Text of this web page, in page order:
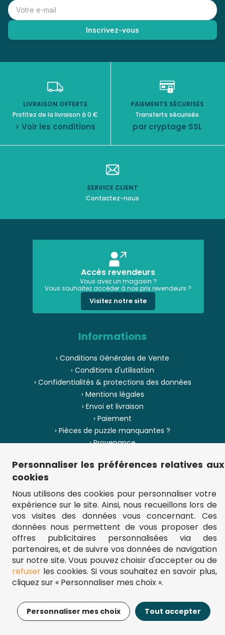
17,95€ Ajouter au panier
LIVRAISON OFFERTE
Profitez de la livraison à 0 €
> Voir les conditions
PAIEMENTS SÉCURISÉS
Transferts sécurisés
par cryptage SSL
SERVICE CLIENT
Contactez-nous
Accès revendeurs
Vous avez un magasin ?
Vous souhaitez accéder à nos prix revendeurs ?
Visitez notre site
Informations
› Conditions Générales de Vente
› Conditions d'utilisation
› Confidentialités & protections des données
› Mentions légales
› Envoi et livraison
› Paiement
› Pièces de puzzle manquantes ?
› Provenance
› Plan du site
** Frais d'envoi = 6,95 € (France) / gratuit à partir de 45 €.
fou-de-puzzle.com : le site référence pour acheter des puzzles de
qualité à bon prix.
© Fou-de-puzzle.com 2011 - 2026
Personnaliser les préférences relatives aux
cookies
Nous utilisons des cookies pour personnaliser votre
expérience sur le site. Ainsi, nous recueillons lors de
vos visites des données vous concernant. Ces
données nous permettent de vous proposer des
offres publicitaires personnalisées via des
partenaires, et de suivre vos données de navigation
sur notre site. Vous pouvez choisir d'accepter ou de
refuserles cookies. Si vous souhaitez en savoir plus,
cliquez sur « Personnaliser mes choix ».
Personnaliser mes choix Tout accepter